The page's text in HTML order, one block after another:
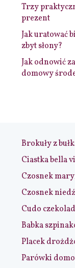
Trzy
prezent
Jak uratować
zbyt słony?
Jak odnowić
domowy
Brokuły z
Ciastka bella
Czosnek
Czosnek
Cudo
Babka
Placek
Parówki